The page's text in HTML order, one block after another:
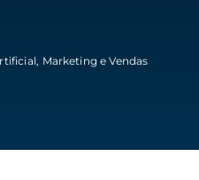
, Marketing e Vendas